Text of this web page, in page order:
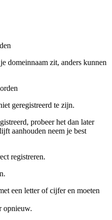
domeinnaam zit, anders kunnen
geregistreerd te zijn.
probeer het dan later
aanhouden neem je best
registreren.
een letter of cijferen moeten
opnieuw.